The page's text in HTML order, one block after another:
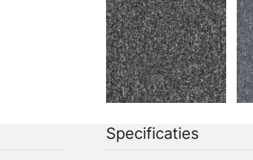
Specificaties